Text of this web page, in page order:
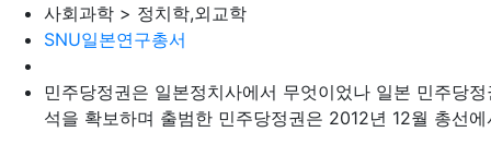
사회과학 > 정치학,외교학
SNU일본연구총서
민주당정권은 일본정치사에서 무엇이었나 일본 민주당
석을 확보하며 출범한 민주당정권은 2012년 12월 총선